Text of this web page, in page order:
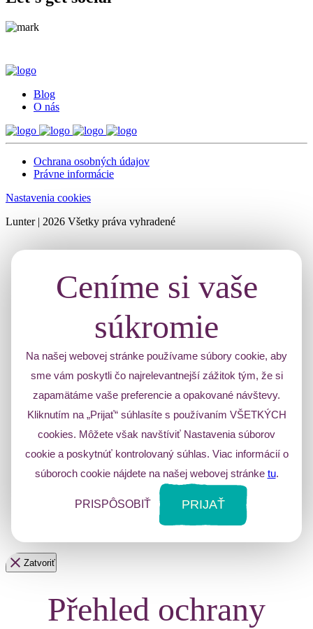
Blog
O nás
Ochrana osobných údajov
Právne informácie
Nastavenia cookies
Lunter | 2026 Všetky práva vyhradené
Ceníme si vaše
súkromie
Na našej webovej stránke používame súbory cookie, aby
sme vám poskytli čo najrelevantnejší zážitok tým, že si
zapamätáme vaše preferencie a opakované návštevy.
Kliknutím na „Prijať“ súhlasíte s používaním VŠETKÝCH
cookies. Môžete však navštíviť Nastavenia súborov
cookie a poskytnúť kontrolovaný súhlas. Viac informácií o
súboroch cookie nájdete na našej webovej stránke tu.
PRISPÔSOBIŤ PRIJAŤ
Zatvoriť
Přehled ochrany